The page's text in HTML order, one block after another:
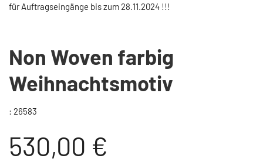
für Auftragseingänge bis zum 28.11.2024 !!!
Non Woven farbig
Weihnachtsmotiv
: 26583
530,00 €